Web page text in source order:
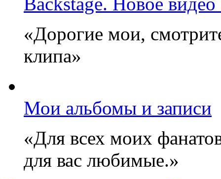
«Дорогие мои,
клипа»
Мои альбомы и записи
«Для всех моих
для вас любимые.»